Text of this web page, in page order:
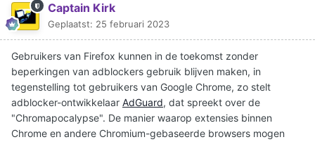
Captain Kirk
Geplaatst: 25 februari 2023
Gebruikers van Firefox kunnen in de toekomst zonder
beperkingen van adblockers gebruik blijven maken, in
tegenstelling tot gebruikers van Google Chrome, zo stelt
adblocker-ontwikkelaar AdGuard, dat spreekt over de
"Chromapocalypse". De manier waarop extensies binnen
Chrome en andere Chromium-gebaseerde browsers mogen